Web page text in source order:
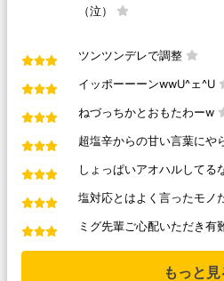
（泣）
ツンツンデレで調整
イッポーーーンwwU^ェ^U
ねづっちかとおもたわーw
超塩辛からの甘い言葉にや
しょっぱいアオハルしてる
塩対応とはよく言ったモノ
ミグ先輩ご心配いただき有
もっと見